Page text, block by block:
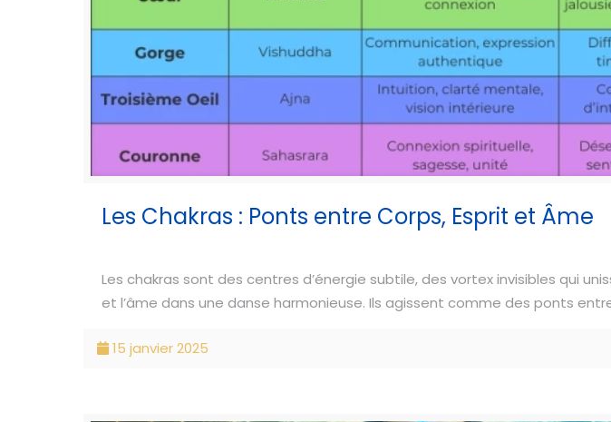
Les Chakras : Ponts entre Corps, Esprit et Âme
Les chakras sont des centres d’énergie subtile, des vortex invisibles qui
et l’âme dans une danse harmonieuse. Ils agissent comme des ponts
15 janvier 2025